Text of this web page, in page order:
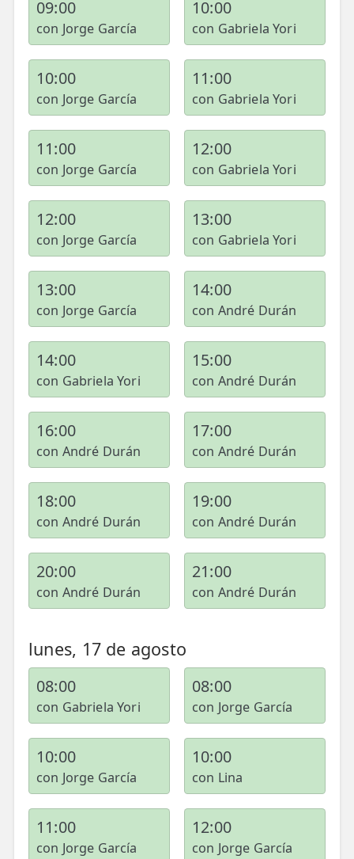
09:00
con Jorge García
10:00
con Gabriela Yori
10:00
con Jorge García
11:00
con Gabriela Yori
11:00
con Jorge García
12:00
con Gabriela Yori
12:00
con Jorge García
13:00
con Gabriela Yori
13:00
con Jorge García
14:00
con André Durán
14:00
con Gabriela Yori
15:00
con André Durán
16:00
con André Durán
17:00
con André Durán
18:00
con André Durán
19:00
con André Durán
20:00
con André Durán
21:00
con André Durán
lunes, 17 de agosto
08:00
con Gabriela Yori
08:00
con Jorge García
10:00
con Jorge García
10:00
con Lina
11:00
con Jorge García
12:00
con Jorge García